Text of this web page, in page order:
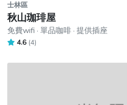
士林區
秋山珈琲屋
免費wifi · 單品咖啡 · 提供插座
4.6 (4)